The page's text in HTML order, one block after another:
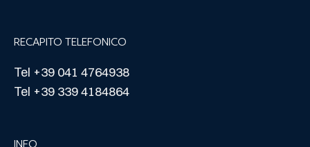
RECAPITO TELEFONICO
Tel +39 041 4764938
Tel +39 339 4184864
INFO